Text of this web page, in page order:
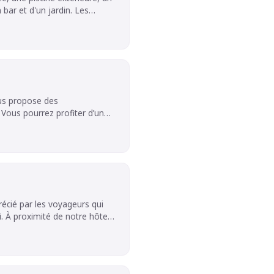
et d'un jardin. Les
par satellite à
est pourvue d'articles de
pour un séjour à deux.
propose des
pourrez profiter d’une
que d’une connexion
de 9,1 pour un séjour
de transports (taxis,